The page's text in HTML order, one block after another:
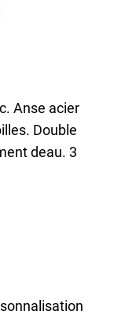
Anse acier
Double
deau. 3